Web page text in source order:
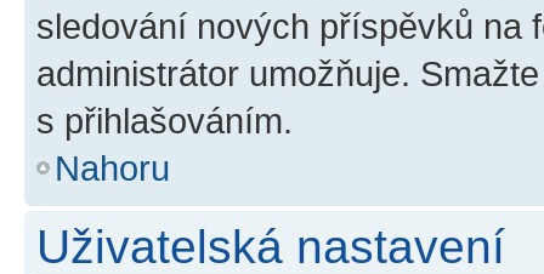
sledování nových příspěvků na
administrátor umožňuje.
s přihlašováním.
Nahoru
Uživatelská nastavení